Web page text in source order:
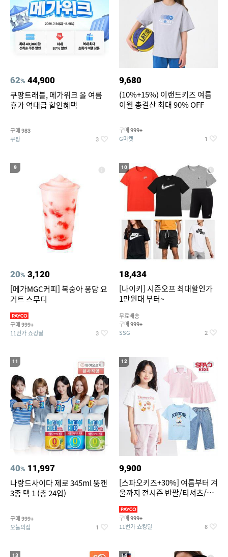
62% 44,900
쿠팡트래블, 메가위크 올 여름
휴가 역대급 할인혜택
구매 983
쿠팡 3
9,680
(10%+15%) 이랜드키즈 여름
이월 총결산 최대 90% OFF
구매 999+
G마켓 1
9
20% 3,120
[메가MGC커피] 복숭아 퐁당 요
거트 스무디
구매 999+
11번가 쇼킹딜 3
10
18,434
[나이키] 시즌오프 최대할인가
1만원대 부터~
무료배송
구매 999+
SSG 2
11
40% 11,997
나랑드사이다 제로 345ml 뚱캔
3종 택 1 (총 24입)
구매 999+
오늘의집 1
12
9,900
[스파오키즈+30%] 여름부터 겨
울까지 전시즌 반팔/티셔츠/셋
구매 999+
11번가 쇼킹딜 8
13 14